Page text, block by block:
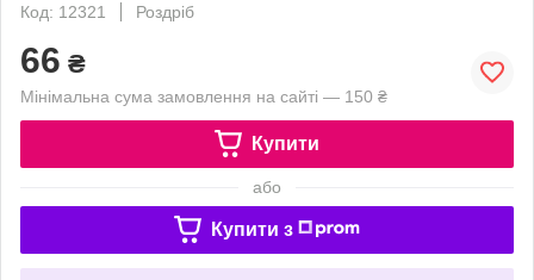
Код: 12321
Роздріб
66 ₴
Мінімальна сума замовлення на сайті — 150 ₴
Купити
або
Купити з